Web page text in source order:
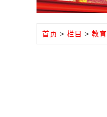
首页 > 栏目 > 教育